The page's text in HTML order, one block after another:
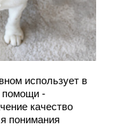
использует в
помощи -
качество
понимания